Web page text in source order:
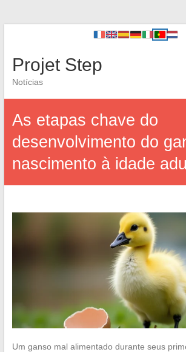
Projet Step
Notícias
As etapas chave do
desenvolvimento do
nascimento à idade
Um ganso mal alimentado durante seus